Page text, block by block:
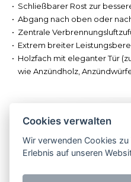
Schließbarer Rost zur
Abgang nach oben oder
Zentrale
Extrem breiter
Holzfach mit eleganter Tür
wie Anzündholz,
Impressum Kontakt
Cookies verwalten
Wir verwenden Cookies
Erlebnis auf unseren